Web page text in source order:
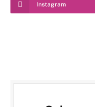
Instagram